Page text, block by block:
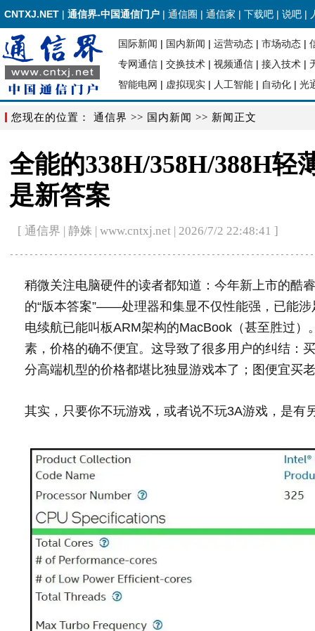
CNTXJ.NET | 通信界-中国通信门户 | 通信圈 | 通信家 | 下载吧 | 说吧 |
国际新闻 | 国内新闻 | 运营动态 | 市场动态 |
专网通信 | 交换技术 | 视频通信 | 接入技术 |
智能电网 | 虚拟现实 | 人工智能 | 自动化 | 光
您现在的位置： 通信界 >> 国内新闻 >> 新闻正文
全能的338H/358H/388H轻
是新答案
[ 通信界 | 静姝 | www.cntxj.net | 2026/7/2 22:48:41 ]
稍微关注电脑硬件的读者都知道：今年新上市的酷
的“版本答案”——处理器和集显不仅性能强，已能
电续航已能叫板ARM架构的MacBook（甚至胜过
素，价格的确不便宜。这导致了很多用户的纠结：
分高端机型的价格都堪比独显游戏本了；图便宜买
其实，只要你不玩游戏，或者说不玩3A游戏，是有